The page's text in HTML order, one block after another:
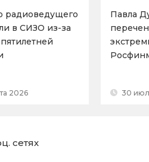
радиоведущего
в СИЗО из-за
2026
Павла
30
сетях